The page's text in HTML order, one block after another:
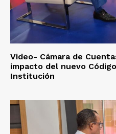
Video- Cámara de
impacto del nuevo
Institución